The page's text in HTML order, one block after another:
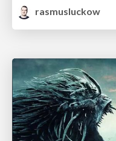
rasmusluckow